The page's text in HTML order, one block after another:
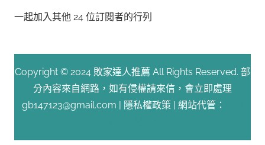
址
一起加入其他 24 位訂閱者的行列
Copyright © 2024 敗家達人推薦 All Rights Reserved. 部
分內容來自網路，如有侵權請來信，會立即處理
gb147123@gmail.com | 隱私權政策 | 網站代管：